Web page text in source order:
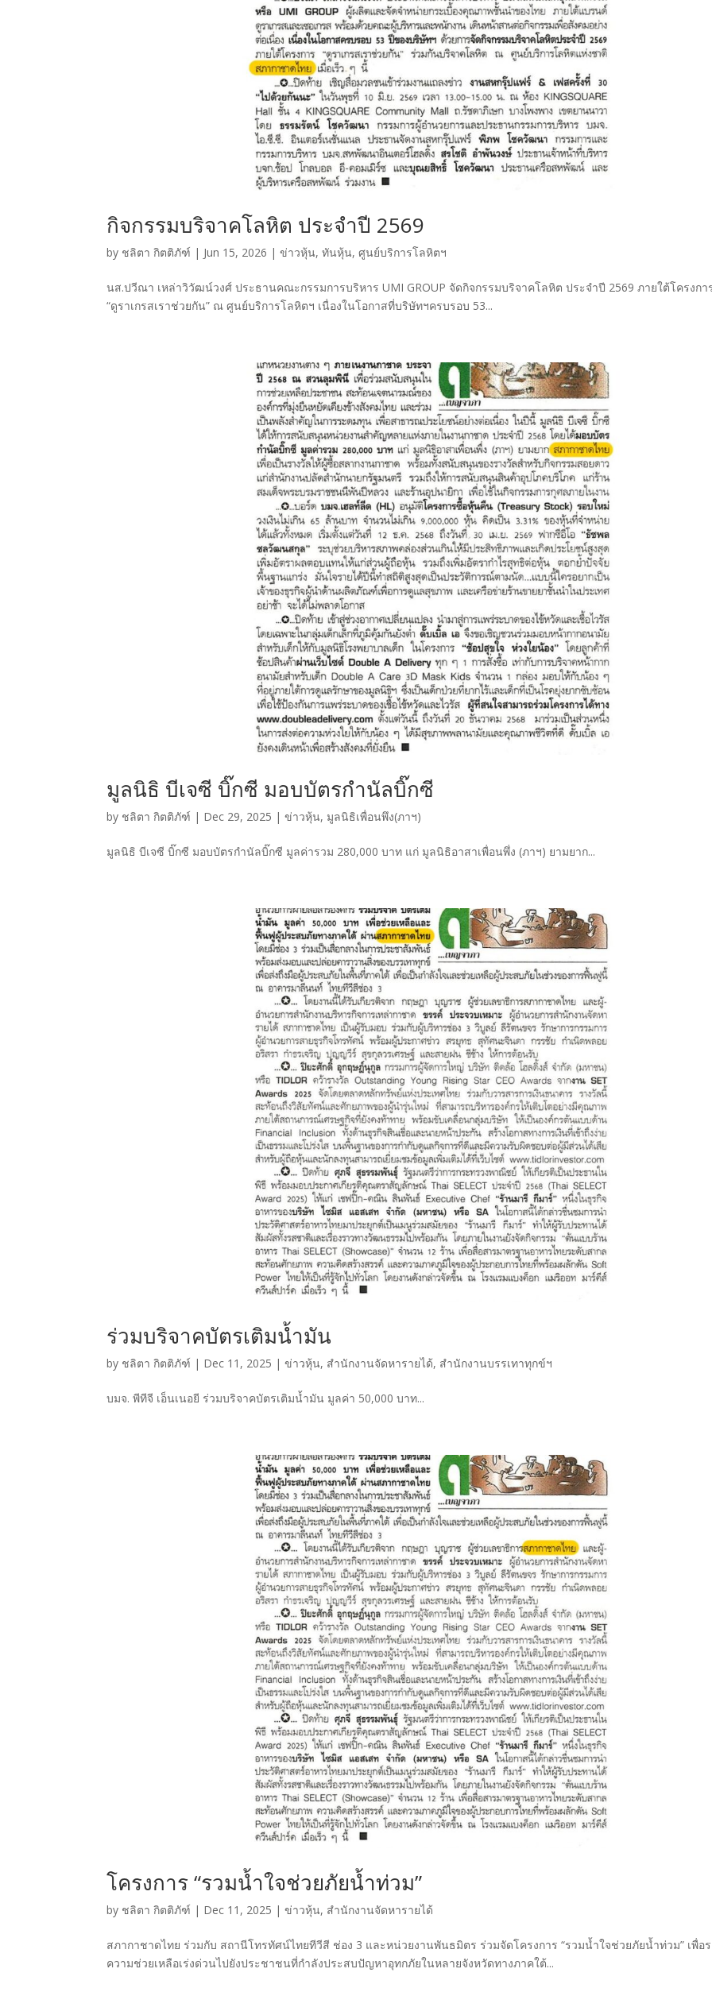
กิจกรรมบริจาคโลหิต ประจำปี 2569
by ชลิตา กิตติภัฑ์ | Jun 15, 2026 |ข่าวหุ้น,ทันหุ้น,ศูนย์บริการโลหิตฯ
นส.ปวีณา เหล่าวิวัฒน์วงศ์ ประธานคณะกรรมการบริหาร UMI GROUP จัดกิจกรรมบริจาคโลหิต ประจำปี 2569 ภายใต้โครงกา
“ดูราเกรสเราช่วยกัน” ณ ศูนย์บริการโลหิตฯ เนื่องในโอกาสที่บริษัทฯครบรอบ 53...
มูลนิธิ บีเจซี บิ๊กซี มอบบัตรกำนัลบิ๊กซี
by ชลิตา กิตติภัฑ์ | Dec 29, 2025 |ข่าวหุ้น, มูลนิธิเพื่อนพึง(ภาฯ)
มูลนิธิ บีเจซี บิ๊กซี มอบบัตรกำนัลบิ๊กซี มูลค่ารวม 280,000 บาท แก่ มูลนิธิอาสาเพื่อนพึ่ง (ภาฯ) ยามยาก...
ร่วมบริจาคบัตรเติมน้ำมัน
by ชลิตา กิตติภัฑ์ | Dec 11, 2025 |ข่าวหุ้น, สำนักงานจัดหารายได้, สำนักงานบรรเทาทุกข์ฯ
บมจ. พีทีจี เอ็นเนอยี ร่วมบริจาคบัตรเติมน้ำมัน มูลค่า 50,000 บาท...
โครงการ “รวมน้ำใจช่วยภัยน้ำท่วม”
by ชลิตา กิตติภัฑ์ | Dec 11, 2025 |ข่าวหุ้น, สำนักงานจัดหารายได้
สภากาชาดไทย ร่วมกับ สถานีโทรทัศน์ไทยทีวีสี ช่อง 3 และหน่วยงานพันธมิตร ร่วมจัดโครงการ “รวมน้ำใจช่วยภัยน้ำท่วม” เพื่อ
ความช่วยเหลือเร่งด่วนไปยังประชาชนที่กำลังประสบปัญหาอุทกภัยในหลายจังหวัดทางภาคใต้...